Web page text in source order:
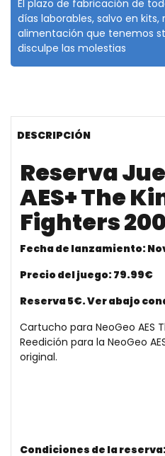
El plazo de fabricación de
días laborables, salvo en
alimentación que tenemos
disculpe las molestias
DESCRIPCIÓN
Reserva
AES+ The
Fighters
Fecha de lanzamiento:
Precio del juego: 79.99€
Reserva 5€. Ver abajo
Cartucho para NeoGeo AES
Reedición para la NeoGeo
original.
Condiciones de la